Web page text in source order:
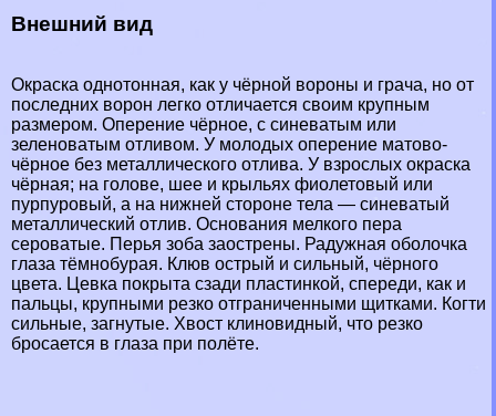
Внешний вид
Окраска однотонная, как у чёрной вороны и грача, но от
последних ворон легко отличается своим крупным
размером. Оперение чёрное, с синеватым или
зеленоватым отливом. У молодых оперение матово-
чёрное без металлического отлива. У взрослых окраска
чёрная; на голове, шее и крыльях фиолетовый или
пурпуровый, а на нижней стороне тела — синеватый
металлический отлив. Основания мелкого пера
сероватые. Перья зоба заострены. Радужная оболочка
глаза тёмнобурая. Клюв острый и сильный, чёрного
цвета. Цевка покрыта сзади пластинкой, спереди, как и
пальцы, крупными резко отграниченными щитками. Когти
сильные, загнутые. Хвост клиновидный, что резко
бросается в глаза при полёте.